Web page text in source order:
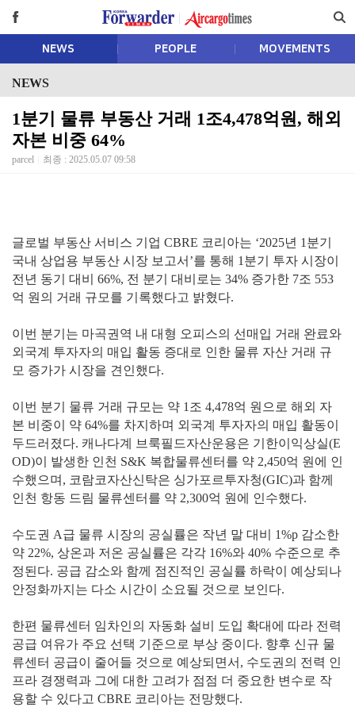
NEWS PEOPLE MOVEMENTS
NEWS
1분기 물류 부동산 거래 1조4,478억원, 해외
자본 비중 64%
parcel 최종 : 2025.05.07 09:58
글로벌 부동산 서비스 기업 CBRE 코리아는 ‘2025년 1분기
국내 상업용 부동산 시장 보고서’를 통해 1분기 투자 시장이
전년 동기 대비 66%, 전 분기 대비로는 34% 증가한 7조 553
억 원의 거래 규모를 기록했다고 밝혔다.
이번 분기는 마곡권역 내 대형 오피스의 선매입 거래 완료와
외국계 투자자의 매입 활동 증대로 인한 물류 자산 거래 규
모 증가가 시장을 견인했다.
이번 분기 물류 거래 규모는 약 1조 4,478억 원으로 해외 자
본 비중이 약 64%를 차지하며 외국계 투자자의 매입 활동이
두드러졌다. 캐나다계 브룩필드자산운용은 기한이익상실(E
OD)이 발생한 인천 S&K 복합물류센터를 약 2,450억 원에 인
수했으며, 코람코자산신탁은 싱가포르투자청(GIC)과 함께
인천 항동 드림 물류센터를 약 2,300억 원에 인수했다.
수도권 A급 물류 시장의 공실률은 작년 말 대비 1%p 감소한
약 22%, 상온과 저온 공실률은 각각 16%와 40% 수준으로 추
정된다. 공급 감소와 함께 점진적인 공실률 하락이 예상되나
안정화까지는 다소 시간이 소요될 것으로 보인다.
한편 물류센터 임차인의 자동화 설비 도입 확대에 따라 전력
공급 여유가 주요 선택 기준으로 부상 중이다. 향후 신규 물
류센터 공급이 줄어들 것으로 예상되면서, 수도권의 전력 인
프라 경쟁력과 그에 대한 고려가 점점 더 중요한 변수로 작
용할 수 있다고 CBRE 코리아는 전망했다.